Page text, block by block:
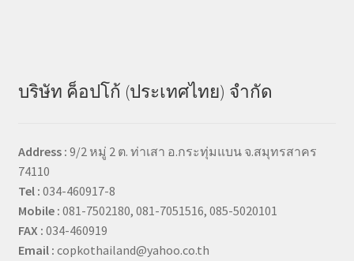
บริษัท ค็อปโก้ (ประเทศไทย) จำกัด
Address : 9/2 หมู่ 2 ต. ท่าเสา อ.กระทุ่มแบน จ.สมุทรสาคร
74110
Tel : 034-460917-8
Mobile : 081-7502180, 081-7051516, 085-5020101
FAX : 034-460919
Email : copkothailand@yahoo.co.th